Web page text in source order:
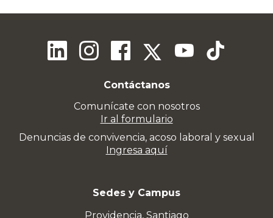
Contáctanos
Comunícate con nosotros
Ir al formulario
Denuncias de convivencia, acoso laboral y sexual
Ingresa aquí
Sedes y Campus
Providencia, Santiago